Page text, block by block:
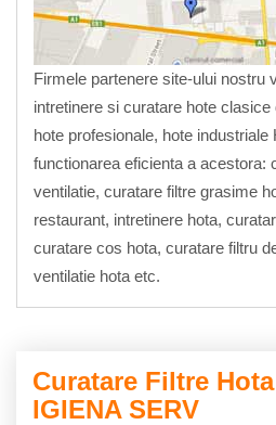
Firmele partenere site-ului nostru
intretinere si curatare hote
hote profesionale, hote
functionarea eficienta a acestora:
ventilatie, curatare filtre grasime
restaurant, intretinere hota,
curatare cos hota, curatare filtru
ventilatie hota etc.
Curatare Filtre
IGIENA SERV